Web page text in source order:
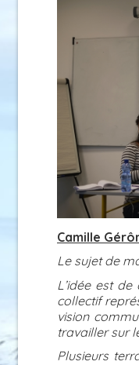
Camille
Le sujet de
L’idée est
collectif
vision
travailler sur
Plusieurs